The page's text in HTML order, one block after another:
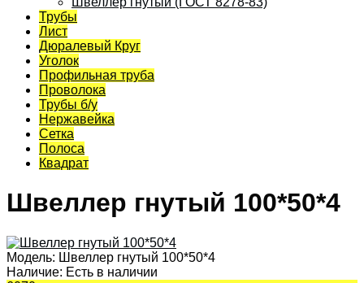
Трубы
Лист
Дюралевый Круг
Уголок
Профильная труба
Проволока
Трубы б/у
Нержавейка
Сетка
Полоса
Квадрат
Швеллер гнутый 100*50*4
Модель: Швеллер гнутый 100*50*4
Наличие: Есть в наличии